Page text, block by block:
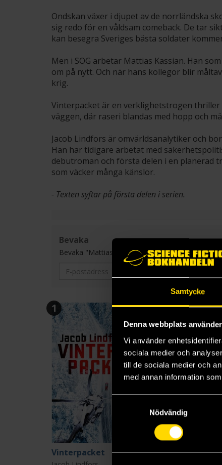
Samtycke
Denna webbplats
Vi använder
sociala medier och
till de sociala medier och
med annan information
Nödvändig
Ondskan växer i djupet av de norrländska
sig redo för en våldsam comeback. De tar
kan besegra Sveriges bästa soldater
Men i SOG arbetar Mattias Kassian. Han
om på nytt. Och när hans kollegor blir
krig.
Vinterpacket är en verklighetstrogen
väggen, där raseri blandas med hopp och
Jacob Lindfors är omvärldsanalytiker och
Han har tidigare arbetat med
debutroman och första delen i en planerad
som väcker många känslor.
- Texten syftar på första delen i serien.
Bevaka
Bevaka "Mattias Kassian" och få ett mail varje
1
Vinterpacket
2
Sidenvägen